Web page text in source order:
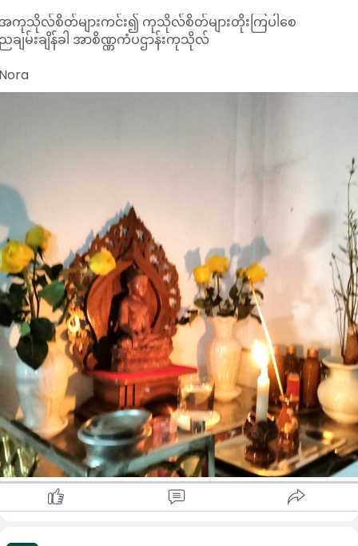
ကုသိုလ်စိတ်များကင်း၍ ကုသိုလ်စိတ်များတိုးကြပါစေ
ချမ်းချိန်ခါ အာစိဏ္ဏကံပဌာန်းကုသိုလ်